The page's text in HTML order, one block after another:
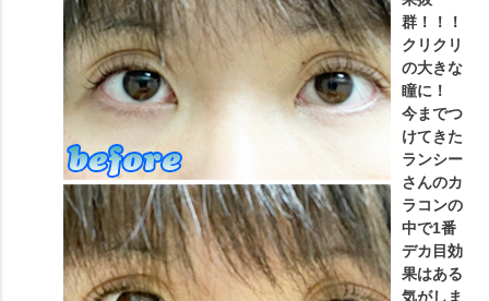
群！！！
クリクリ
の大きな
瞳に！
今までつ
けてきた
ランシー
さんのカ
ラコンの
中で1番
デカ目効
果はある
気がしま